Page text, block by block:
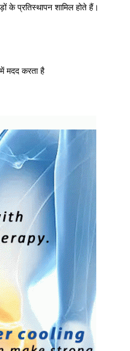
के प्रतिस्थापन शामिल होते हैं।
मदद करता है